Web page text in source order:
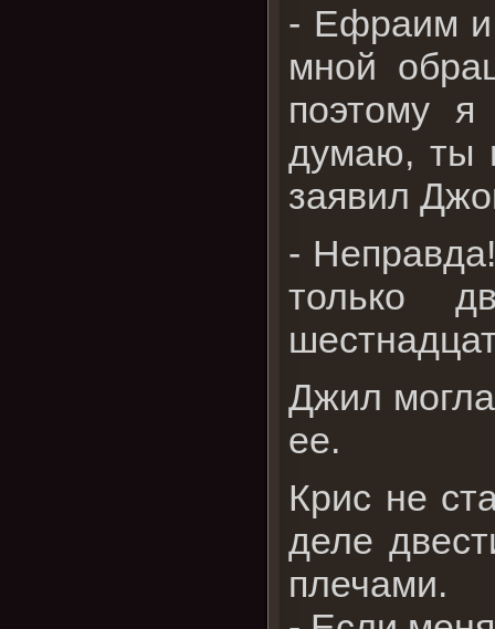
- Ефраим и
мной
поэтому
думаю, ты
заявил
-
только
Джил
ее.
Крис не
деле
плечами.